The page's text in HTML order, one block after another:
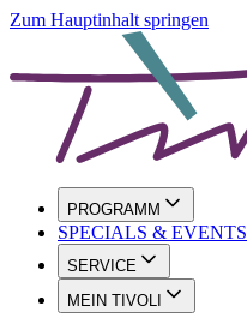
Zum Hauptinhalt springen
PROGRAMM
SPECIALS & EVENTS
SERVICE
MEIN TIVOLI